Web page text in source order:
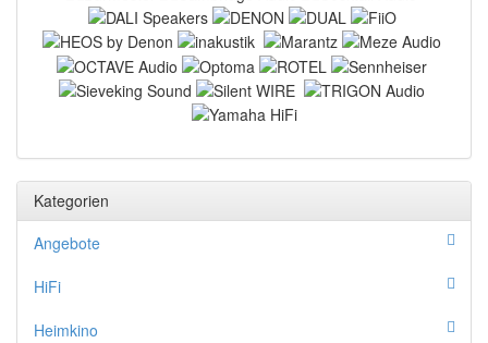
Kategorien
Angebote
HiFi
Heimkino